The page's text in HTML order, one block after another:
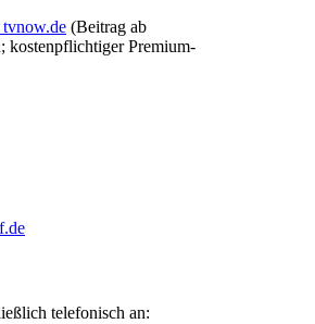
tvnow.de (Beitrag ab
kostenpflichtiger Premium-
telefonisch an: